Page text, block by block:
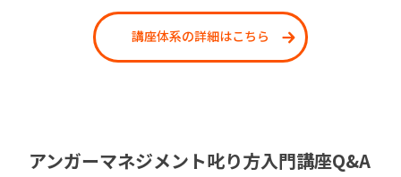
講座体系の詳細はこちら
アンガーマネジメント叱り方入門講座Q&A